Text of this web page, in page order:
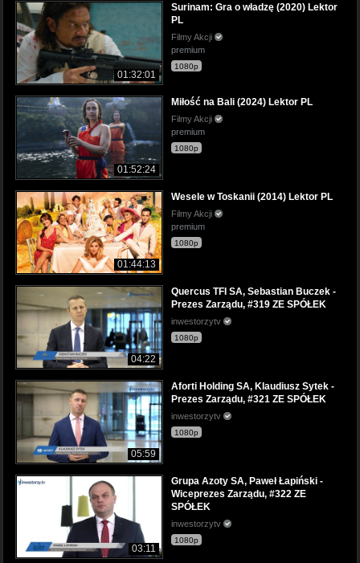
01:32:01
Surinam: Gra o władzę (2020) Lektor
PL
Filmy Akcji
premium
1080p
01:52:24
Miłość na Bali (2024) Lektor PL
Filmy Akcji
premium
1080p
01:44:13
Wesele w Toskanii (2014) Lektor PL
Filmy Akcji
premium
1080p
04:22
Quercus TFI SA, Sebastian Buczek -
Prezes Zarządu, #319 ZE SPÓŁEK
inwestorzytv
1080p
05:59
Aforti Holding SA, Klaudiusz Sytek -
Prezes Zarządu, #321 ZE SPÓŁEK
inwestorzytv
1080p
03:11
Grupa Azoty SA, Paweł Łapiński -
Wiceprezes Zarządu, #322 ZE
SPÓŁEK
inwestorzytv
1080p